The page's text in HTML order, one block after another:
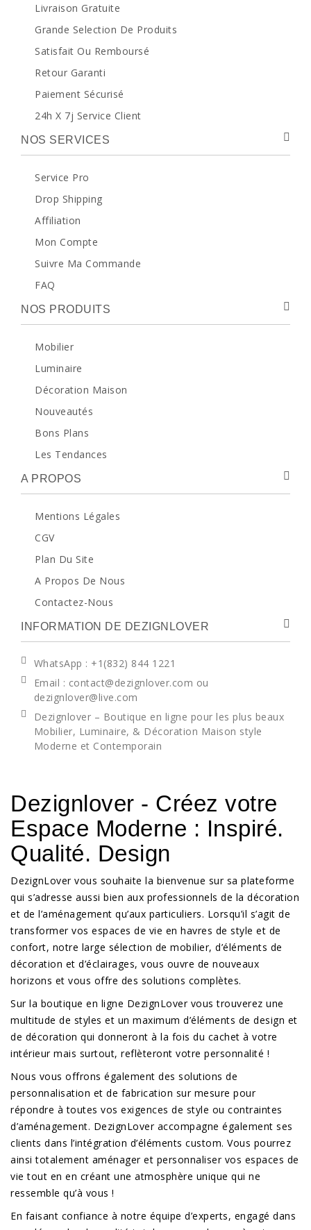
Livraison Gratuite
Grande Selection De Produits
Satisfait Ou Remboursé
Retour Garanti
Paiement Sécurisé
24h X 7j Service Client
NOS SERVICES
Service Pro
Drop Shipping
Affiliation
Mon Compte
Suivre Ma Commande
FAQ
NOS PRODUITS
Mobilier
Luminaire
Décoration Maison
Nouveautés
Bons Plans
Les Tendances
A PROPOS
Mentions Légales
CGV
Plan Du Site
A Propos De Nous
Contactez-Nous
INFORMATION DE DEZIGNLOVER
WhatsApp : +1(832) 844 1221
Email : contact@dezignlover.com ou
dezignlover@live.com
Dezignlover – Boutique en ligne pour les plus beaux
Mobilier, Luminaire, & Décoration Maison style
Moderne et Contemporain
Dezignlover - Créez votre
Espace Moderne : Inspiré.
Qualité. Design
DezignLover vous souhaite la bienvenue sur sa plateforme
qui s’adresse aussi bien aux professionnels de la décoration
et de l’aménagement qu’aux particuliers. Lorsqu’il s’agit de
transformer vos espaces de vie en havres de style et de
confort, notre large sélection de mobilier, d’éléments de
décoration et d’éclairages, vous ouvre de nouveaux
horizons et vous offre des solutions complètes.
Sur la boutique en ligne DezignLover vous trouverez une
multitude de styles et un maximum d’éléments de design et
de décoration qui donneront à la fois du cachet à votre
intérieur mais surtout, reflèteront votre personnalité !
Nous vous offrons également des solutions de
personnalisation et de fabrication sur mesure pour
répondre à toutes vos exigences de style ou contraintes
d’aménagement. DezignLover accompagne également ses
clients dans l’intégration d’éléments custom. Vous pourrez
ainsi totalement aménager et personnaliser vos espaces de
vie tout en en créant une atmosphère unique qui ne
ressemble qu’à vous !
En faisant confiance à notre équipe d’experts, engagé dans